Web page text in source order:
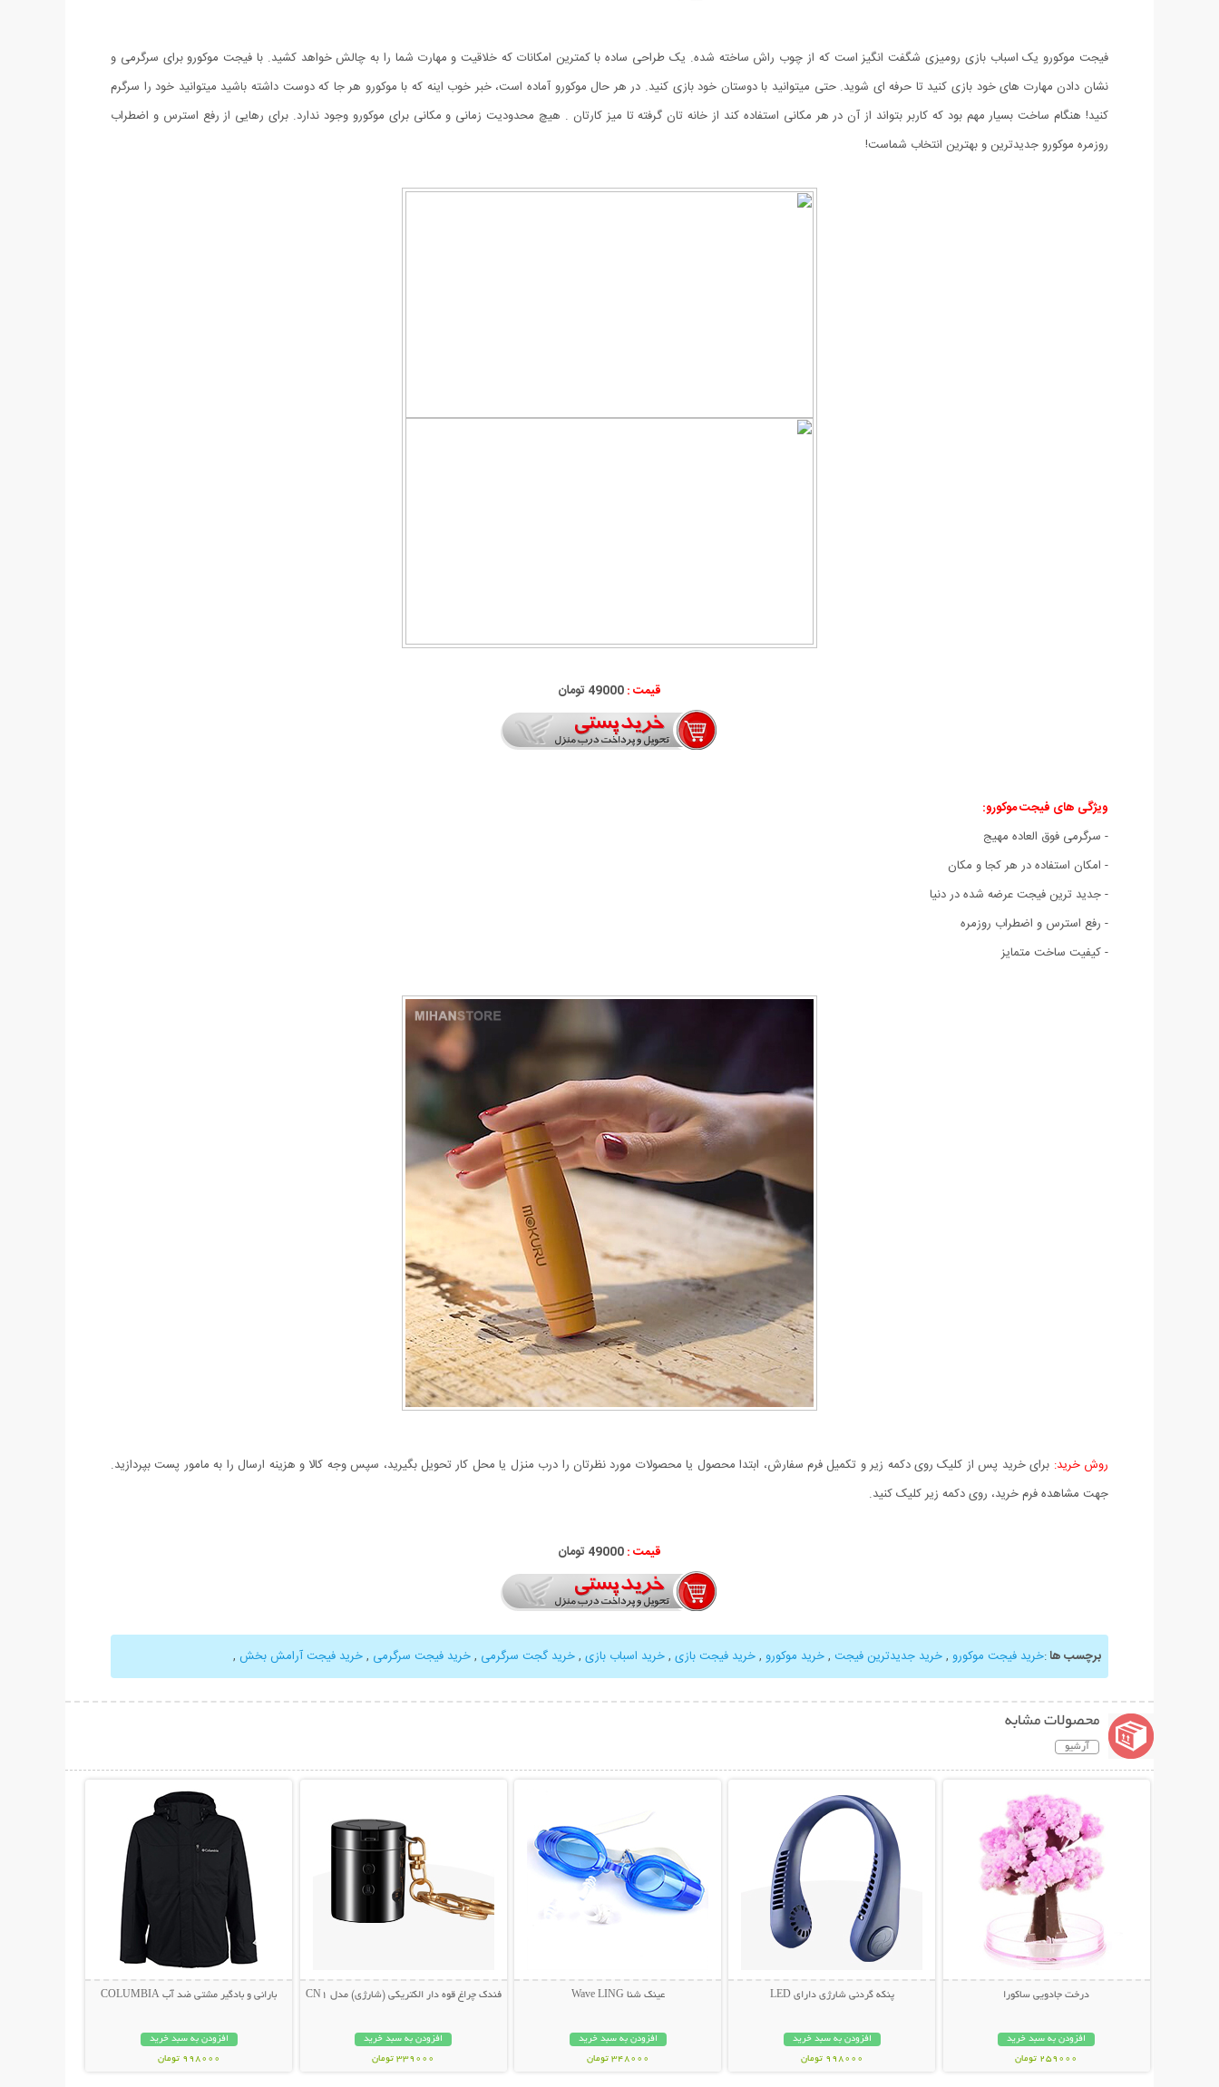
فیجت موکورو یک اسباب بازی رومیزی شگفت انگیز است که از چوب راش ساخته شده. یک طراحی ساده با کمترین امکانات که خلاقیت و مهارت شما را به چالش خواهد کشید. با فیجت موکورو برای سرگرمی و
نشان دادن مهارت های خود بازی کنید تا حرفه ای شوید. حتی میتوانید با دوستان خود بازی کنید. در هر حال موکورو آماده است، خبر خوب اینه که با موکورو هر جا که دوست داشته باشید میتوانید خود را سرگرم
کنید! هنگام ساخت بسیار مهم بود که کاربر بتواند از آن در هر مکانی استفاده کند از خانه تان گرفته تا میز کارتان . هیچ محدودیت زمانی و مکانی برای موکورو وجود ندارد. برای رهایی از رفع استرس و اضطراب
روزمره موکورو جدیدترین و بهترین انتخاب شماست!
قیمت :49000 تومان
ویژگی های فیجت موکورو:
- سرگرمی فوق العاده مهیج
- امکان استفاده در هر کجا و مکان
- جدید ترین فیجت عرضه شده در دنیا
- رفع استرس و اضطراب روزمره
- کیفیت ساخت متمایز
روش خرید: برای خرید پس از کلیک روی دکمه زیر و تکمیل فرم سفارش، ابتدا محصول یا محصولات مورد نظرتان را درب منزل یا محل کار تحویل بگیرید، سپس وجه کالا و هزینه ارسال را به مامور پست بپردازید.
جهت مشاهده فرم خرید، روی دکمه زیر کلیک کنید.
قیمت :49000 تومان
برچسب ها:خرید فیجت موکورو ,خرید جدیدترین فیجت ,خرید موکورو ,خرید فیجت بازی ,خرید اسباب بازی ,خرید گجت سرگرمی ,خرید فیجت سرگرمی ,خرید فیجت آرامش بخش ,
محصولات مشابه
آرشیو
درخت جادویی ساکورا
افزودن به سبد خرید
259000 تومان
پنکه گردنی شارژی دارای LED
افزودن به سبد خرید
998000 تومان
عینک شنا Wave LING
افزودن به سبد خرید
348000 تومان
فندک چراغ قوه دار الکتریکی (شارژی) مدل CN1
افزودن به سبد خرید
339000 تومان
بارانی و بادگیر مشتی ضد آب COLUMBIA
افزودن به سبد خرید
998000 تومان